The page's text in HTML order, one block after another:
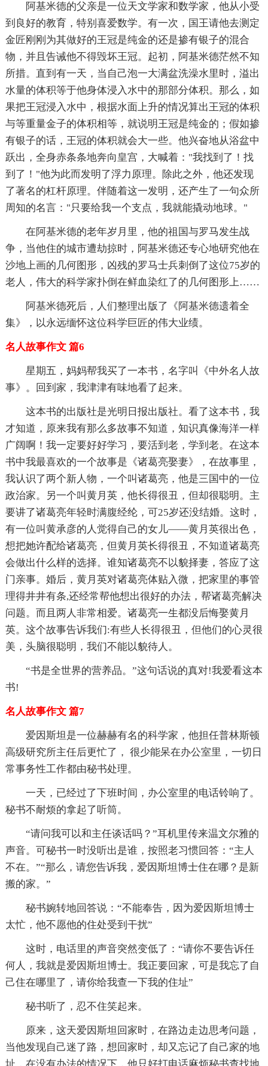
阿基米德的父亲是一位天文学家和数学家，他从小受
到良好的教育，特别喜爱数学。有一次，国王请他去测定
金匠刚刚为其做好的王冠是纯金的还是掺有银子的混合
物，并且告诫他不得毁坏王冠。起初，阿基米德茫然不知
所措。直到有一天，当自己泡一大满盆洗澡水里时，溢出
水量的体积等于他身体浸入水中的那部分体积。那么，如
果把王冠浸入水中，根据水面上升的情况算出王冠的体积
与等重量金子的体积相等，就说明王冠是纯金的；假如掺
有银子的话，王冠的体积就会大一些。他兴奋地从浴盆中
跃出，全身赤条条地奔向皇宫，大喊着："我找到了！找
到了！"他为此而发明了浮力原理。除此之外，他还发现
了著名的杠杆原理。伴随着这一发明，还产生了一句众所
周知的名言："只要给我一个支点，我就能撬动地球。"
在阿基米德的老年岁月里，他的祖国与罗马发生战
争，当他住的城市遭劫掠时，阿基米德还专心地研究他在
沙地上画的几何图形，凶残的罗马士兵刺倒了这位75岁的
老人，伟大的科学家扑倒在鲜血染红了的几何图形上……
阿基米德死后，人们整理出版了《阿基米德遗着全
集》，以永远缅怀这位科学巨匠的伟大业绩。
名人故事作文 篇6
星期五，妈妈帮我买了一本书，名字叫《中外名人故
事》。回到家，我津津有味地看了起来。
这本书的出版社是光明日报出版社。看了这本书，我
才知道，原来我有那么多故事不知道，知识真像海洋一样
广阔啊！我一定要好好学习，要活到老，学到老。在这本
书中我最喜欢的一个故事是《诸葛亮娶妻》，在故事里，
我认识了两个新人物，一个叫诸葛亮，他是三国中的一位
政治家。另一个叫黄月英，他长得很丑，但却很聪明。主
要讲了诸葛亮年轻时满腹经纶，可25岁还没结婚。这时，
有一位叫黄承彦的人觉得自己的女儿——黄月英很出色，
想把她许配给诸葛亮，但黄月英长得很丑，不知道诸葛亮
会做出什么样的选择。谁知诸葛亮不以貌择妻，答应了这
门亲事。婚后，黄月英对诸葛亮体贴入微，把家里的事管
理得井井有条,还经常帮他想出很好的办法，帮诸葛亮解决
问题。而且两人非常相爱。诸葛亮一生都没后悔娶黄月
英。这个故事告诉我们:有些人长得很丑，但他们的心灵很
美，头脑很聪明，我们不能以貌待人。
“书是全世界的营养品。”这句话说的真对!我爱看这本
书!
名人故事作文 篇7
爱因斯坦是一位赫赫有名的科学家，他担任普林斯顿
高级研究所主任后更忙了， 很少能呆在办公室里，一切日
常事务性工作都由秘书处理。
一天，已经过了下班时间，办公室里的电话铃响了。
秘书不耐烦的拿起了听筒。
“请问我可以和主任谈话吗？”耳机里传来温文尔雅的
声音。可秘书一时没听出是谁，按照老习惯回答：“主人
不在。”“那么，请您告诉我，爱因斯坦博士住在哪？是新
搬的家。”
秘书婉转地回答说：“不能奉告，因为爱因斯坦博士
太忙，他不愿他的住处受到干扰”
这时，电话里的声音突然变低了：“请你不要告诉任
何人，我就是爱因斯坦博士。我正要回家，可是我忘了自
己住在哪里了，请你给我查一下我的住址”
秘书听了，忍不住笑起来。
原来，这天爱因斯坦回家时，在路边走边思考问题，
当他发现自己迷了路，想回家时，却又忘记了自己家的地
址，在没有办法的情况下，他只好打电话麻烦秘书查找地